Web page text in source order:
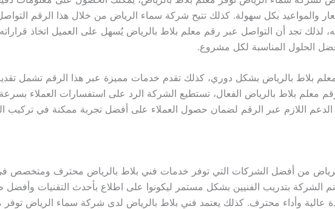
والمواعيد بكل سهولة. كذلك تتيح شركة سماء الرياض من خلال هذا الرقم
لذلك تجد أن التواصل عبر رقم معلم بلاط بالرياض يُسهل على العميل اتخاذ
أفضل الحلول المناسبة لكل مشروع.
بلاط بالرياض بشكل دوري، كذلك تقدم خدمات مميزة عبر هذا الرقم تشمل
معلم بلاط بالرياض الفعال، تستطيع الشركة الرد على استفسارات العملاء
اللازم عبر الرقم لضمان حصول العملاء على أفضل تجربة ممكنة في تركيب
من أفضل الشركات التي توفر خدمات فني بلاط بالرياض محترف ومتخصص في
الشركة بتدريب الفنيين بشكل مستمر ليكونوا على اطلاع بأحدث التقنيات
عالية وأداء محترف. كذلك يعتمد فني بلاط بالرياض لدى شركة سماء الرياض توفر